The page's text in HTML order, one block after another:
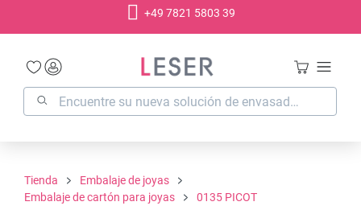
+49 7821 5803 39
Tienda
Embalaje de joyas
Embalaje de cartón para joyas
0135 PICOT